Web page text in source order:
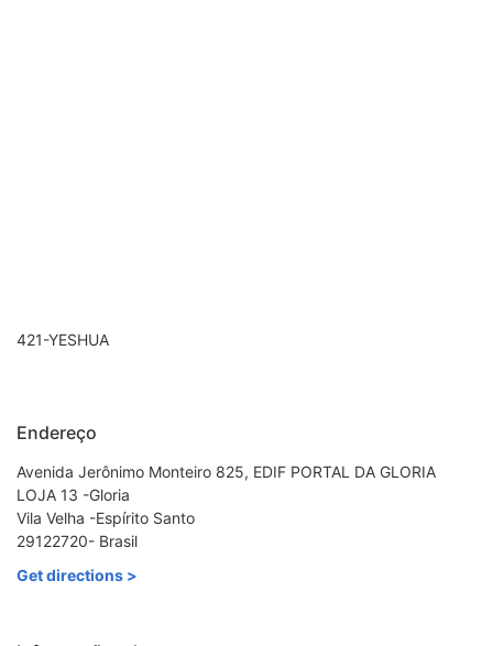
421-YESHUA
Endereço
Avenida Jerônimo Monteiro 825, EDIF PORTAL DA GLORIA
LOJA 13 -Gloria
Vila Velha -Espírito Santo
29122720- Brasil
Get directions >